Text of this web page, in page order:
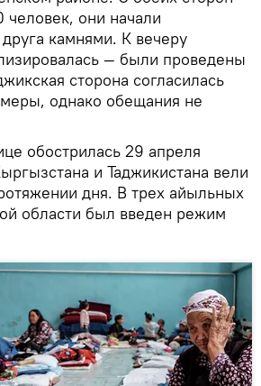
человек, они начали
камнями. К вечеру
— были проведены
сторона согласилась
однако обещания не
обострилась 29 апреля
и Таджикистана вели
дня. В трех айыльных
области был введен режим